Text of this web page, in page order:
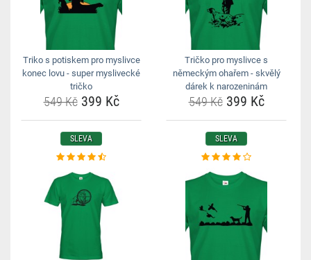
Triko s potiskem pro myslivce
konec lovu - super myslivecké
tričko
549 Kč399 Kč
Tričko pro myslivce s
německým ohařem - skvělý
dárek k narozeninám
549 Kč399 Kč
SLEVA SLEVA